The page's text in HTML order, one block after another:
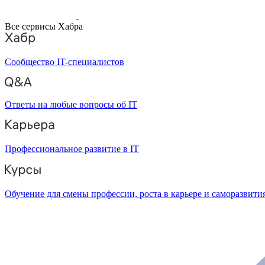
Все сервисы Хабра
Сообщество IT-специалистов
Ответы на любые вопросы об IT
Профессиональное развитие в IT
Обучение для смены профессии, роста в карьере и